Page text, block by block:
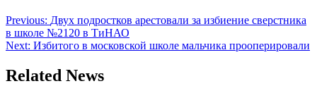
Previous: Двух подростков арестовали за избиение сверстника
в школе №2120 в ТиНАО
Next: Избитого в московской школе мальчика прооперировали
Related News